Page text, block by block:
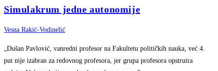
Simulakrum jedne autonomije
Vesna Rakić-Vodinelić
„Dušan Pavlović, vanredni profesor na Fakultetu političkih nauka, već 4.
put nije izabran za redovnog profesora, jer grupa profesora opstruira